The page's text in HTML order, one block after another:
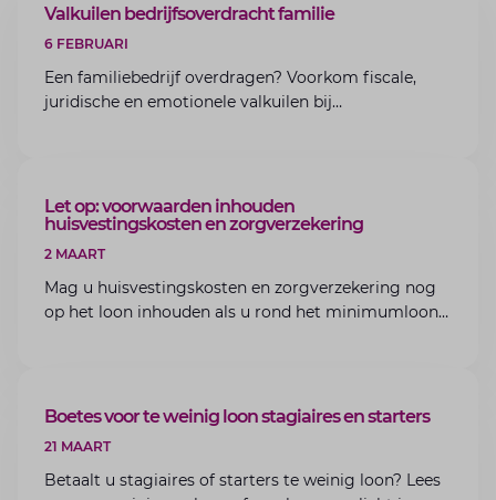
ARTIKEL
Valkuilen bedrijfsoverdracht familie
6 FEBRUARI
Een familiebedrijf overdragen? Voorkom fiscale,
juridische en emotionele valkuilen bij
ARTIKEL
Let op: voorwaarden inhouden
huisvestingskosten en zorgverzekering
2 MAART
Mag u huisvestingskosten en zorgverzekering nog
op het loon inhouden als u rond het minimumloon
ARTIKEL
Boetes voor te weinig loon stagiaires en starters
21 MAART
Betaalt u stagiaires of starters te weinig loon? Lees